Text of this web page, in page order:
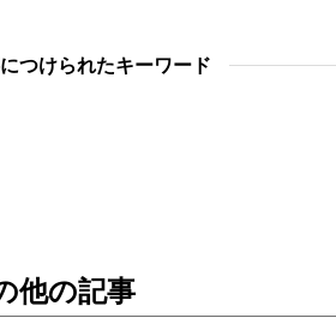
つけられたキーワード
他の記事